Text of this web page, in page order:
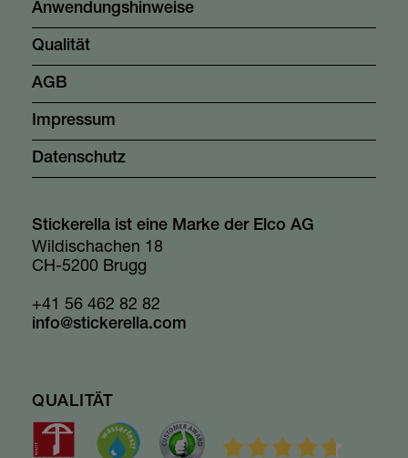
Anwendungshinweise
Qualität
AGB
Impressum
Datenschutz
Stickerella ist eine Marke der Elco AG
Wildischachen 18
CH-5200 Brugg
+41 56 462 82 82
info@stickerella.com
QUALITÄT